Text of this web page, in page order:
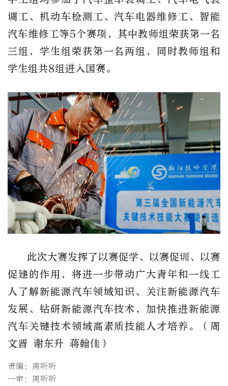
调工、机动车检测工、汽车电器维修工、智能
汽车维修工等5个赛项，其中教师组荣获第一名
三组，学生组荣获第一名两组，同时教师组和
学生组共8组进入国赛。
此次大赛发挥了以赛促学、以赛促训、以赛
促建的作用，将进一步带动广大青年和一线工
人了解新能源汽车领域知识、关注新能源汽车
发展、钻研新能源汽车技术，加快推进新能源
汽车关键技术领域高素质技能人才培养。（周
文晋 谢东升 蒋翰佳）
责编：周听听
一审：周听听